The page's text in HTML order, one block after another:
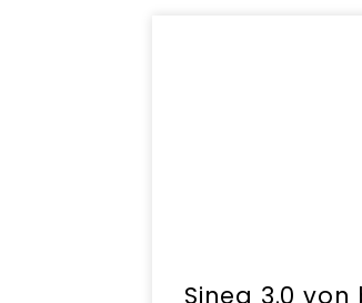
Sinea 3.0